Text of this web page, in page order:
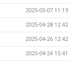
2025-05-07 11:19
2025-04-28 12:42
2025-04-26 12:42
2025-04-24 15:41